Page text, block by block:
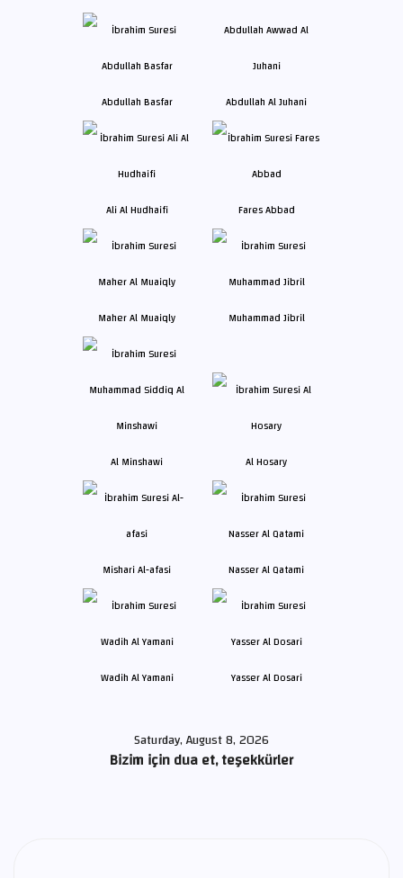
Abdullah Basfar Abdullah Al Juhani
Ali Al Hudhaifi Fares Abbad
Maher Al Muaiqly Muhammad Jibril
Al Minshawi Al Hosary
Mishari Al-afasi Nasser Al Qatami
Wadih Al Yamani Yasser Al Dosari
Saturday, August 8, 2026
Bizim için dua et, teşekkürler